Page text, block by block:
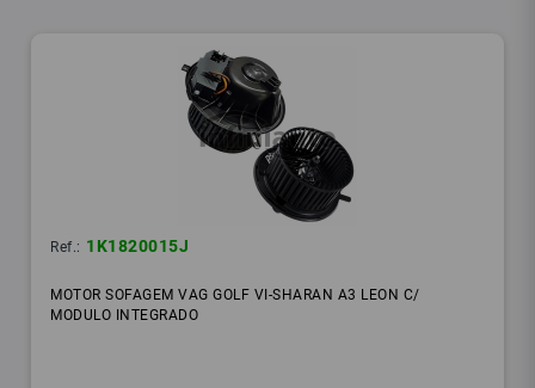
Ref.: 1K1820015J
MOTOR SOFAGEM VAG GOLF VI-SHARAN A3 LEON C/
MODULO INTEGRADO